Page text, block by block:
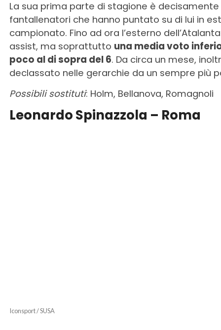
La sua prima parte di stagione è
fantallenatori che hanno puntato su di lui in
campionato. Fino ad ora l’esterno
assist, ma soprattutto una media voto
poco al di sopra del 6. Da circa un mese,
declassato nelle gerarchie da un sempre più
Possibili sostituti: Holm, Bellanova, Romagnoli
Leonardo Spinazzola – Roma
Iconsport / SUSA